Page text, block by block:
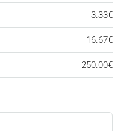
3.33€
16.67€
250.00€